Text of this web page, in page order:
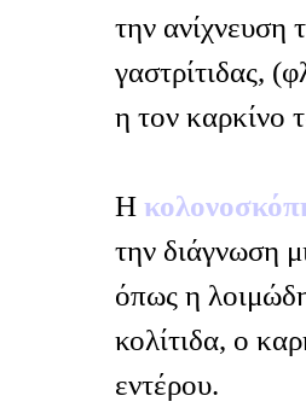
την ανίχνευση
γαστρίτιδας,
η τον καρκίνο
Η
την διάγνωση
όπως η
κολίτιδα, ο
εντέρου.